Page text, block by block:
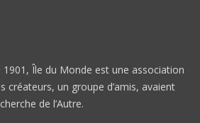
1901, Île du Monde est une association
créateurs, un groupe d’amis, avaient
de l’Autre.